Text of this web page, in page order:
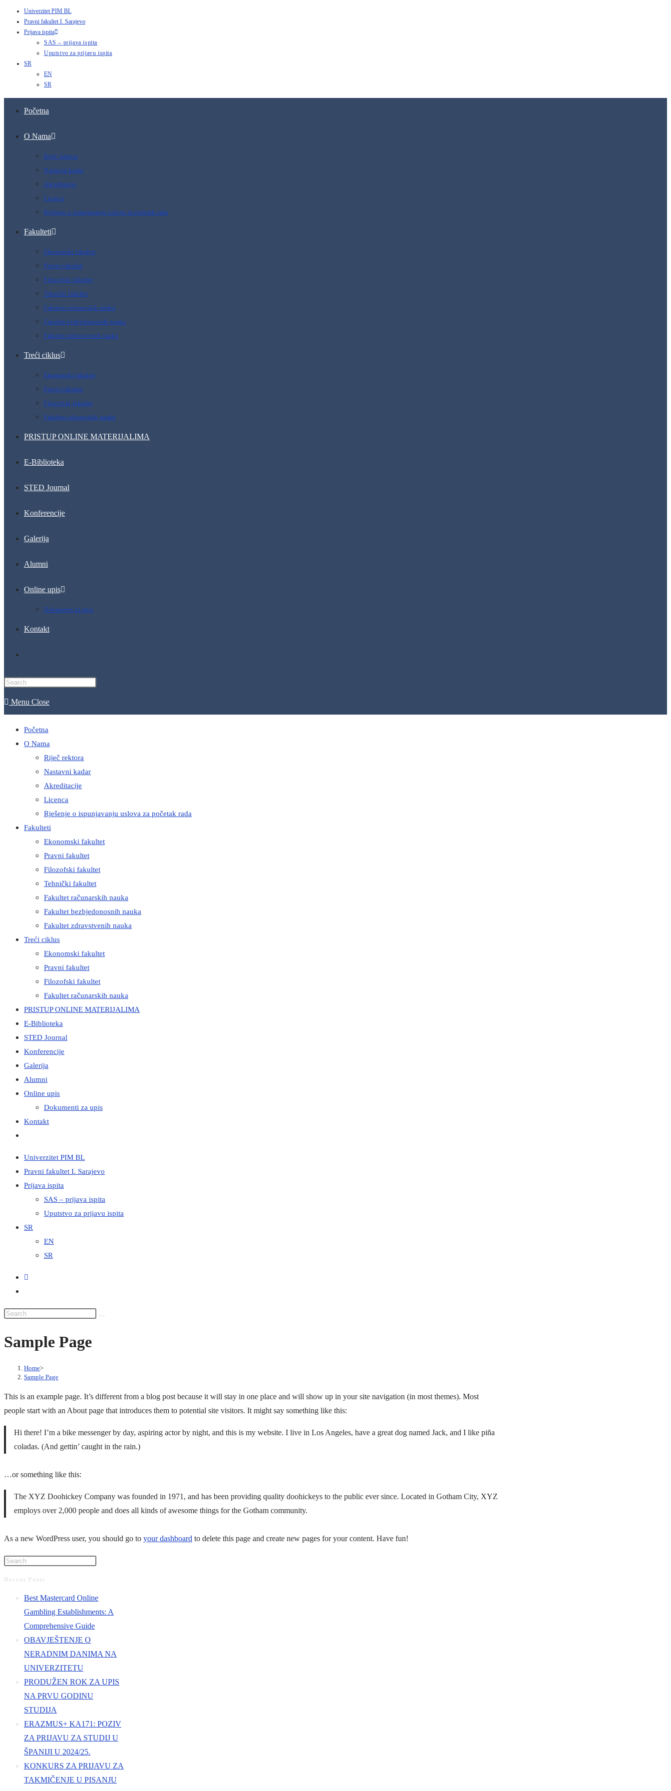
Univerzitet PIM BL
Pravni fakultet I. Sarajevo
Prijava ispita
SAS – prijava ispita
Uputstvo za prijavu ispita
SR
EN
SR
Početna
O Nama
Riječ rektora
Nastavni kadar
Akreditacije
Licenca
Rješenje o ispunjavanju uslova za početak rada
Fakulteti
Ekonomski fakultet
Pravni fakultet
Filozofski fakultet
Tehnički fakultet
Fakultet računarskih nauka
Fakultet bezbjedonosnih nauka
Fakultet zdravstvenih nauka
Treći ciklus
Ekonomski fakultet
Pravni fakultet
Filozofski fakultet
Fakultet računarskih nauka
PRISTUP ONLINE MATERIJALIMA
E-Biblioteka
STED Journal
Konferencije
Galerija
Alumni
Online upis
Dokumenti za upis
Kontakt
Menu Close
Početna
O Nama
Riječ rektora
Nastavni kadar
Akreditacije
Licenca
Rješenje o ispunjavanju uslova za početak rada
Fakulteti
Ekonomski fakultet
Pravni fakultet
Filozofski fakultet
Tehnički fakultet
Fakultet računarskih nauka
Fakultet bezbjedonosnih nauka
Fakultet zdravstvenih nauka
Treći ciklus
Ekonomski fakultet
Pravni fakultet
Filozofski fakultet
Fakultet računarskih nauka
PRISTUP ONLINE MATERIJALIMA
E-Biblioteka
STED Journal
Konferencije
Galerija
Alumni
Online upis
Dokumenti za upis
Kontakt
Univerzitet PIM BL
Pravni fakultet I. Sarajevo
Prijava ispita
SAS – prijava ispita
Uputstvo za prijavu ispita
SR
EN
SR
Sample Page
Home>
Sample Page
This is an example page. It’s different from a blog post because it will stay in one place and will show up in your site navigation (in most themes). Most
people start with an About page that introduces them to potential site visitors. It might say something like this:
Hi there! I’m a bike messenger by day, aspiring actor by night, and this is my website. I live in Los Angeles, have a great dog named Jack, and I like piña
coladas. (And gettin’ caught in the rain.)
…or something like this:
The XYZ Doohickey Company was founded in 1971, and has been providing quality doohickeys to the public ever since. Located in Gotham City, XYZ
employs over 2,000 people and does all kinds of awesome things for the Gotham community.
As a new WordPress user, you should go to your dashboard to delete this page and create new pages for your content. Have fun!
Best Mastercard Online
Gambling Establishments: A
Comprehensive Guide
OBAVJEŠTENJE O
NERADNIM DANIMA NA
UNIVERZITETU
PRODUŽEN ROK ZA UPIS
NA PRVU GODINU
STUDIJA
ERAZMUS+ KA171: POZIV
ZA PRIJAVU ZA STUDIJ U
ŠPANIJI U 2024/25.
KONKURS ZA PRIJAVU ZA
TAKMIČENJE U PISANJU